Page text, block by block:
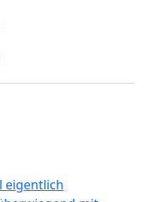
eigentlich kein
eigentlich